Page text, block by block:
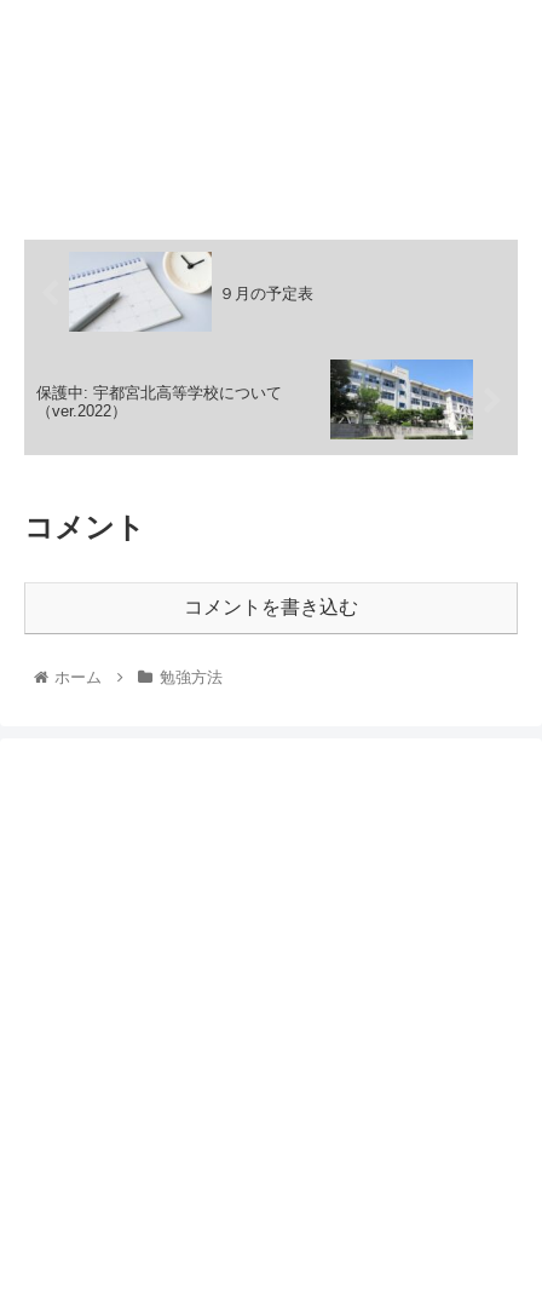
９月の予定表
保護中: 宇都宮北高等学校について
（ver.2022）
コメント
コメントを書き込む
ホーム 勉強方法